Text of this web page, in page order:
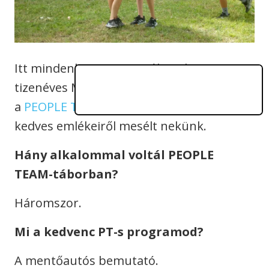
Itt mindenki szereti a mókusokat. Ezt a
tizenéves Maja is meg tudja erősíteni, aki
a PEOPLE TEAM
kedves emlékeiről mesélt nekünk.
Hány alkalommal voltál PEOPLE
TEAM-táborban?
Háromszor.
Mi a kedvenc PT-s programod?
A mentőautós bemutató.